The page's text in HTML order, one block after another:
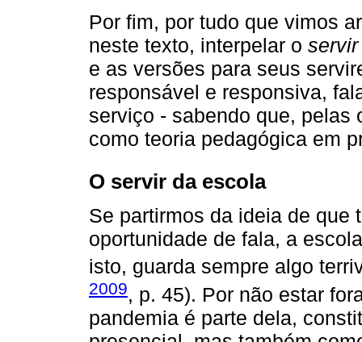
Por fim, por tudo que vimos
neste texto, interpelar o servir
e as versões para seus
responsável e responsiva,
serviço - sabendo que,
como teoria pedagógica em
O servir da escola
Se partirmos da ideia de que
oportunidade de fala, a
isto, guarda sempre algo
2009, p. 45). Por não estar
pandemia é parte dela,